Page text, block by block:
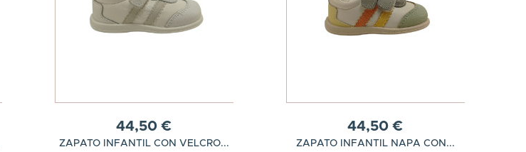
44,50 €
ZAPATO INFANTIL CON VELCRO...
44,50 €
ZAPATO INFANTIL NAPA CON...